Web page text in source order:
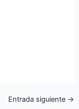
Entrada siguiente →